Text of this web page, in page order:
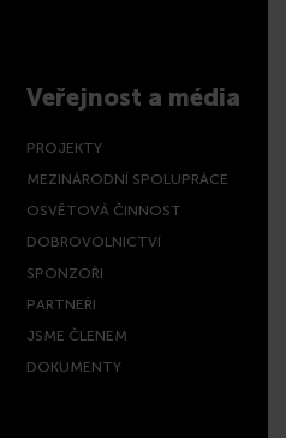
Veřejnost a média
PROJEKTY
MEZINÁRODNÍ SPOLUPRÁCE
OSVĚTOVÁ ČINNOST
DOBROVOLNICTVÍ
SPONZOŘI
PARTNEŘI
JSME ČLENEM
DOKUMENTY